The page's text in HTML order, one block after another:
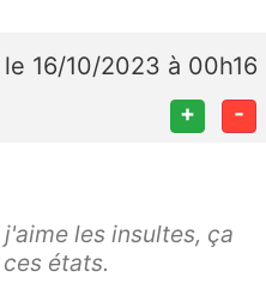
le 16/10/2023 à 00h16
+ -
les insultes, ça
états.